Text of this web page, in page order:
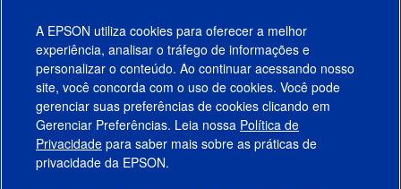
Produtos
Suporte
A EPSON utiliza cookies para oferecer a melhor
experiência, analisar o tráfego de informações e
personalizar o conteúdo. Ao continuar acessando nosso
site, você concorda com o uso de cookies. Você pode
gerenciar suas preferências de cookies clicando em
Gerenciar Preferências. Leia nossa Política de
Privacidade para saber mais sobre as práticas de
privacidade da EPSON.